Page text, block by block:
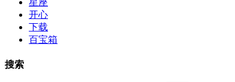
开心
下载
百宝箱
搜索